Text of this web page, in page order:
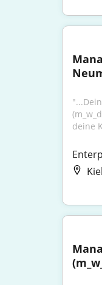
deine